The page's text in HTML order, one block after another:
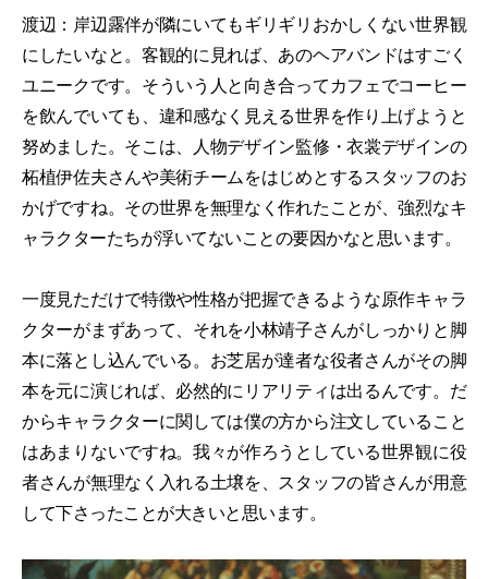
渡辺：岸辺露伴が隣にいてもギリギリおかしくない世界観
にしたいなと。客観的に見れば、あのヘアバンドはすごく
ユニークです。そういう人と向き合ってカフェでコーヒー
を飲んでいても、違和感なく見える世界を作り上げようと
努めました。そこは、人物デザイン監修・衣裳デザインの
柘植伊佐夫さんや美術チームをはじめとするスタッフのお
かげですね。その世界を無理なく作れたことが、強烈なキ
ャラクターたちが浮いてないことの要因かなと思います。
一度見ただけで特徴や性格が把握できるような原作キャラ
クターがまずあって、それを小林靖子さんがしっかりと脚
本に落とし込んでいる。お芝居が達者な役者さんがその脚
本を元に演じれば、必然的にリアリティは出るんです。だ
からキャラクターに関しては僕の方から注文していること
はあまりないですね。我々が作ろうとしている世界観に役
者さんが無理なく入れる土壌を、スタッフの皆さんが用意
して下さったことが大きいと思います。